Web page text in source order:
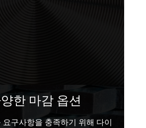
한 마감 옵션
요구사항을 충족하기 위해 다이